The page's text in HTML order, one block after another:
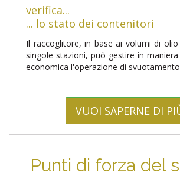
verifica...
... lo stato dei contenitori
Il raccoglitore, in base ai volumi di olio
singole stazioni, può gestire in
economica l'operazione di
VUOI SAPERNE DI
Punti di forza del